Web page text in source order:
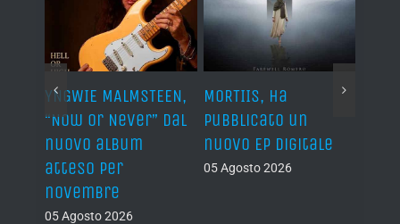
MALMSTEEN,
Or Never” dal
album
per
2026
MORTIIS, ha
pubblicato un
nuovo EP digitale
05 Agosto 2026
ROAD TO BAY
cambio
il 13 agosto
05 Agosto 2026